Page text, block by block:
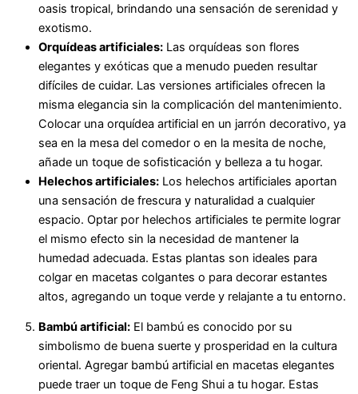
oasis tropical, brindando una sensación de serenidad y
exotismo.
Orquídeas artificiales: Las orquídeas son flores
elegantes y exóticas que a menudo pueden resultar
difíciles de cuidar. Las versiones artificiales ofrecen la
misma elegancia sin la complicación del mantenimiento.
Colocar una orquídea artificial en un jarrón decorativo, ya
sea en la mesa del comedor o en la mesita de noche,
añade un toque de sofisticación y belleza a tu hogar.
Helechos artificiales: Los helechos artificiales aportan
una sensación de frescura y naturalidad a cualquier
espacio. Optar por helechos artificiales te permite lograr
el mismo efecto sin la necesidad de mantener la
humedad adecuada. Estas plantas son ideales para
colgar en macetas colgantes o para decorar estantes
altos, agregando un toque verde y relajante a tu entorno.
Bambú artificial: El bambú es conocido por su
simbolismo de buena suerte y prosperidad en la cultura
oriental. Agregar bambú artificial en macetas elegantes
puede traer un toque de Feng Shui a tu hogar. Estas